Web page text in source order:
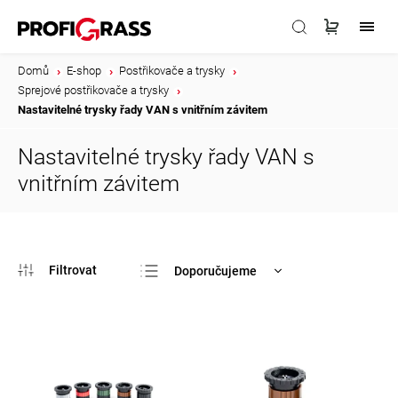
Domů E-shop Postřikovače a trysky
Sprejové postřikovače a trysky
Nastavitelné trysky řady VAN s vnitřním závitem
Nastavitelné trysky řady VAN s
vnitřním závitem
Doporučujeme